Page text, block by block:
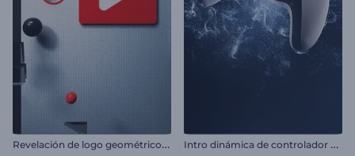
R
evelación de logo geométrico en 3D I
ntro dinámica de controlador de videojuegos